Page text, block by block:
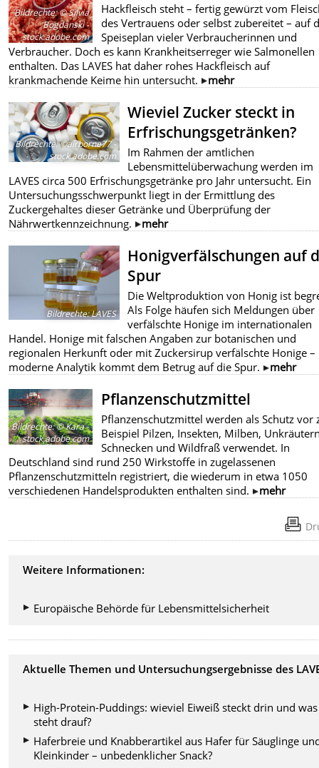
Bildrechte:© Silvia
Bogdanski -
stock.adobe.com
Hackfleisch steht – fertig gewürzt vom
des Vertrauens oder selbst zubereitet – auf
Speiseplan vieler Verbraucherinnen und
Verbraucher. Doch es kann Krankheitserreger wie Salmonellen
enthalten. Das LAVES hat daher rohes Hackfleisch auf
krankmachende Keime hin untersucht.
mehr
Bildrechte:©airborne77 -
stock.adobe.com
Wieviel Zucker steckt in
Erfrischungsgetränken?
Im Rahmen der amtlichen
Lebensmittelüberwachung werden im
LAVES circa 500 Erfrischungsgetränke pro Jahr untersucht. Ein
Untersuchungsschwerpunkt liegt in der Ermittlung des
Zuckergehaltes dieser Getränke und Überprüfung der
Nährwertkennzeichnung.
mehr
Bildrechte:LAVES
Honigverfälschungen auf
Spur
Die Weltproduktion von Honig ist
Als Folge häufen sich Meldungen über
verfälschte Honige im internationalen
Handel. Honige mit falschen Angaben zur botanischen und
regionalen Herkunft oder mit Zuckersirup verfälschte Honige –
moderne Analytik kommt dem Betrug auf die Spur.
mehr
Bildrechte:© Kara -
stock.adobe.com
Pflanzenschutzmittel
Pflanzenschutzmittel werden als Schutz vor
Beispiel Pilzen, Insekten, Milben,
Schnecken und Wildfraß verwendet. In
Deutschland sind rund 250 Wirkstoffe in zugelassenen
Pflanzenschutzmitteln registriert, die wiederum in etwa 1050
verschiedenen Handelsprodukten enthalten sind.
mehr
Weitere Informationen:
Europäische Behörde für Lebensmittelsicherheit
Aktuelle Themen und Untersuchungsergebnisse des
High-Protein-Puddings: wieviel Eiweiß steckt drin und was
steht drauf?
Haferbreie und Knabberartikel aus Hafer für Säuglinge
Kleinkinder – unbedenklicher Snack?